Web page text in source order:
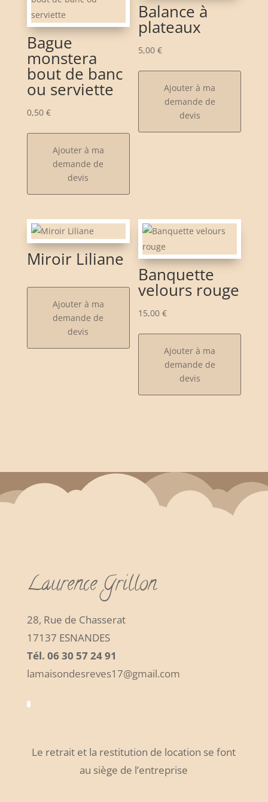
Bague
monstera
bout de banc
ou serviette
0,50 €
Ajouter à ma
demande de
devis
Balance à
plateaux
5,00€
Ajouter à ma
demande de
devis
Miroir Liliane
Ajouter à ma
demande de
devis
Banquette
velours rouge
15,00€
Ajouter à ma
demande de
devis
Laurence Grillon
28, Rue de Chasserat
17137 ESNANDES
Tél. 06 30 57 24 91
lamaisondesreves17@gmail.com
Le retrait et la restitution de location se font
au siège de l’entreprise